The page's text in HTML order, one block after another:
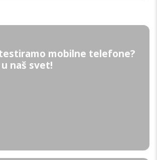
mobilne telefone?
naš svet!